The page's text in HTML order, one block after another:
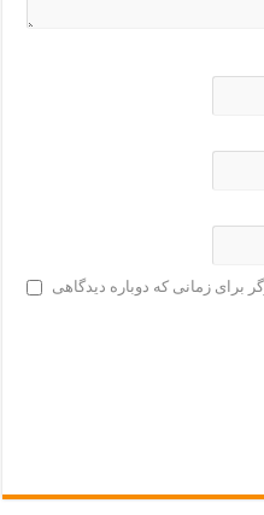
برای زمانی که دوباره دیدگاهی